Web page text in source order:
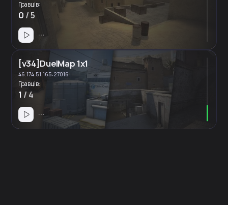
Гравців:
0 / 5
[v34]DuelMap 1x1
46.174.51.165:27016
Гравців:
1 / 4